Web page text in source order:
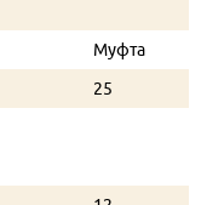
Муфта
25